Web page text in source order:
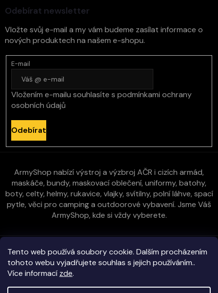
Tento web používá soubory cookie. Dalším procházením
tohoto webu vyjadřujete souhlas s jejich používáním..
Více informací zde.
Odebírat newsletter
Vložte svůj e-mail a my vám budeme zasílat informace o
nových produktech na našem e-shopu.
E-mail
Vložením e-mailu souhlasíte s podmínkami ochrany
osobních údajů
Odebírat
ArmyShop nabízí výstroj a výzbroj AČR i cizích armád,
maskáče, bundy, maskovací oblečení, uniformy, batohy,
boty, celty, helmy, rukavice, vlajky, svítilny, polní láhve, spací
pytle, věci pro camping a outdoorové vybavení. Jsme Váš
ArmyShop, kde si vždy vyberete.
Zákaznická péče
Vše o nákupu